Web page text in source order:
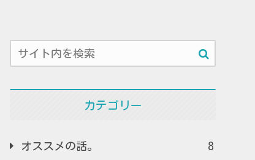
カテゴリー
オススメの話。 8